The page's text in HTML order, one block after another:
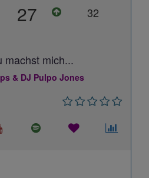
27 32
machst mich...
& DJ Pulpo Jones